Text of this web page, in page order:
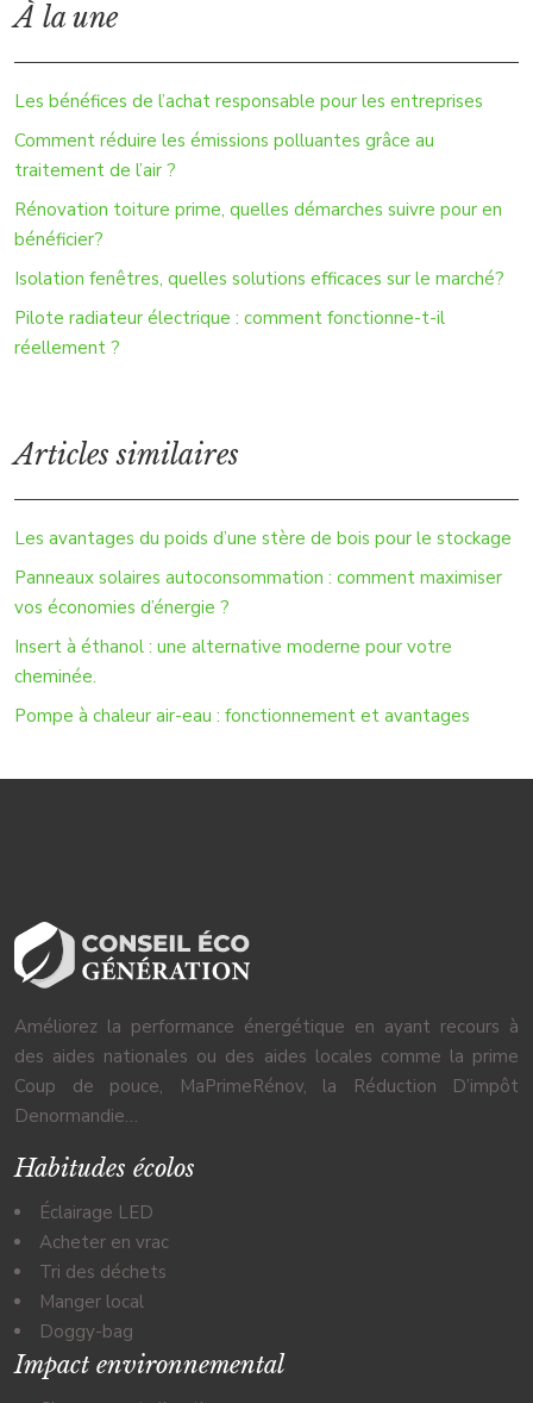
À la une
Les bénéfices de l’achat responsable pour les entreprises
Comment réduire les émissions polluantes grâce au
traitement de l’air ?
Rénovation toiture prime, quelles démarches suivre pour en
bénéficier?
Isolation fenêtres, quelles solutions efficaces sur le marché?
Pilote radiateur électrique : comment fonctionne-t-il
réellement ?
Articles similaires
Les avantages du poids d’une stère de bois pour le stockage
Panneaux solaires autoconsommation : comment maximiser
vos économies d’énergie ?
Insert à éthanol : une alternative moderne pour votre
cheminée.
Pompe à chaleur air-eau : fonctionnement et avantages
Améliorez la performance énergétique en ayant recours à
des aides nationales ou des aides locales comme la prime
Coup de pouce, MaPrimeRénov, la Réduction D’impôt
Denormandie…
Habitudes écolos
Éclairage LED
Acheter en vrac
Tri des déchets
Manger local
Doggy-bag
Impact environnemental